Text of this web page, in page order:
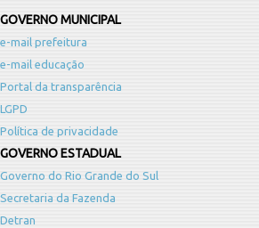
GOVERNO MUNICIPAL
e-mail prefeitura
e-mail educação
Portal da transparência
LGPD
Política de privacidade
GOVERNO ESTADUAL
Governo do Rio Grande do Sul
Secretaria da Fazenda
Detran